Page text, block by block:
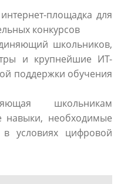
площадка для
конкурсов
школьников,
и крупнейшие ИТ-
поддержки обучения
школьникам
навыки, необходимые
условиях цифровой